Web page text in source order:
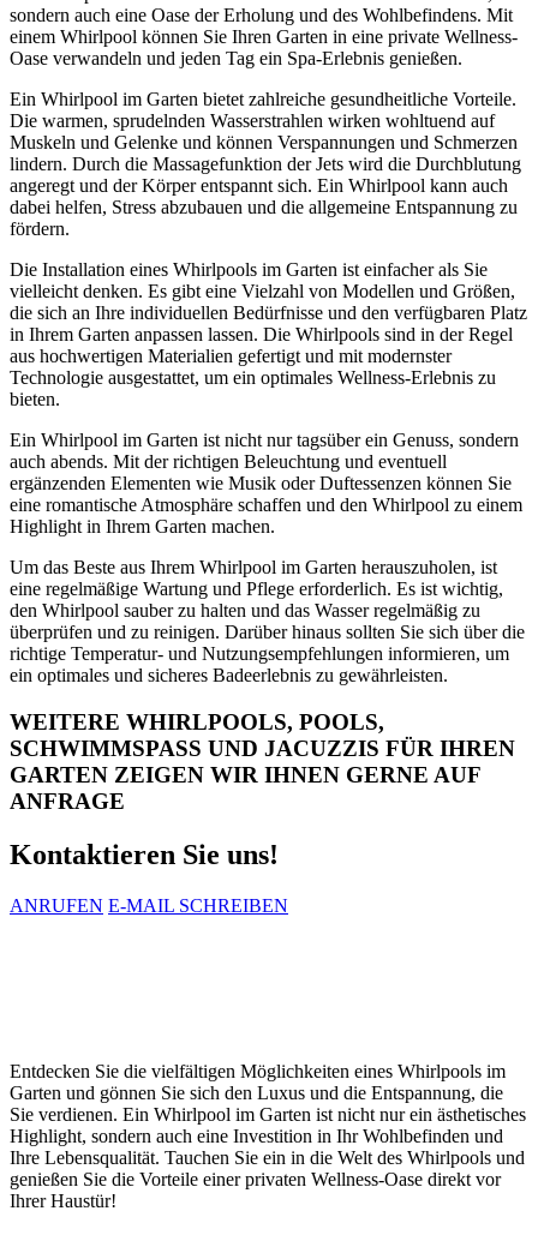
sondern auch eine Oase der Erholung und des Wohlbefindens. Mit
einem Whirlpool können Sie Ihren Garten in eine private Wellness-
Oase verwandeln und jeden Tag ein Spa-Erlebnis genießen.
Ein Whirlpool im Garten bietet zahlreiche gesundheitliche Vorteile.
Die warmen, sprudelnden Wasserstrahlen wirken wohltuend auf
Muskeln und Gelenke und können Verspannungen und Schmerzen
lindern. Durch die Massagefunktion der Jets wird die Durchblutung
angeregt und der Körper entspannt sich. Ein Whirlpool kann auch
dabei helfen, Stress abzubauen und die allgemeine Entspannung zu
fördern.
Die Installation eines Whirlpools im Garten ist einfacher als Sie
vielleicht denken. Es gibt eine Vielzahl von Modellen und Größen,
die sich an Ihre individuellen Bedürfnisse und den verfügbaren Platz
in Ihrem Garten anpassen lassen. Die Whirlpools sind in der Regel
aus hochwertigen Materialien gefertigt und mit modernster
Technologie ausgestattet, um ein optimales Wellness-Erlebnis zu
bieten.
Ein Whirlpool im Garten ist nicht nur tagsüber ein Genuss, sondern
auch abends. Mit der richtigen Beleuchtung und eventuell
ergänzenden Elementen wie Musik oder Duftessenzen können Sie
eine romantische Atmosphäre schaffen und den Whirlpool zu einem
Highlight in Ihrem Garten machen.
Um das Beste aus Ihrem Whirlpool im Garten herauszuholen, ist
eine regelmäßige Wartung und Pflege erforderlich. Es ist wichtig,
den Whirlpool sauber zu halten und das Wasser regelmäßig zu
überprüfen und zu reinigen. Darüber hinaus sollten Sie sich über die
richtige Temperatur- und Nutzungsempfehlungen informieren, um
ein optimales und sicheres Badeerlebnis zu gewährleisten.
WEITERE WHIRLPOOLS, POOLS,
SCHWIMMSPASS UND JACUZZIS FÜR IHREN
GARTEN ZEIGEN WIR IHNEN GERNE AUF
ANFRAGE
Kontaktieren Sie uns!
ANRUFEN E-MAIL SCHREIBEN
Entdecken Sie die vielfältigen Möglichkeiten eines Whirlpools im
Garten und gönnen Sie sich den Luxus und die Entspannung, die
Sie verdienen. Ein Whirlpool im Garten ist nicht nur ein ästhetisches
Highlight, sondern auch eine Investition in Ihr Wohlbefinden und
Ihre Lebensqualität. Tauchen Sie ein in die Welt des Whirlpools und
genießen Sie die Vorteile einer privaten Wellness-Oase direkt vor
Ihrer Haustür!